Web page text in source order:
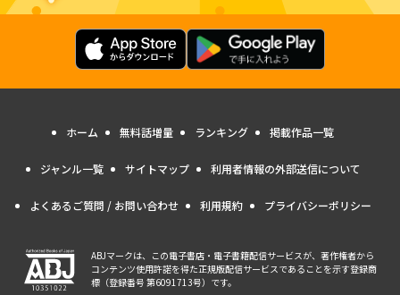
ホーム 無料話増量 ランキング 掲載作品一覧
ジャンル一覧 サイトマップ 利用者情報の外部送信について
よくあるご質問 / お問い合わせ 利用規約 プライバシーポリシー
ABJマークは、この電子書店・電子書籍配信サービスが、著作権者から
コンテンツ使用許諾を得た正規版配信サービスであることを示す登録商
標（登録番号 第6091713号）です。